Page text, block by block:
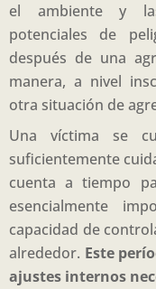
el ambiente y
potenciales de
después de una
manera, a nivel
otra situación de
Una víctima se
suficientemente
cuenta a tiempo
esencialmente
capacidad de
alrededor. Este
ajustes internos